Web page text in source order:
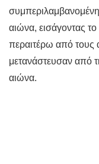
αιώνα, εισάγοντας
περαιτέρω από
μετανάστευσαν από
αιώνα.